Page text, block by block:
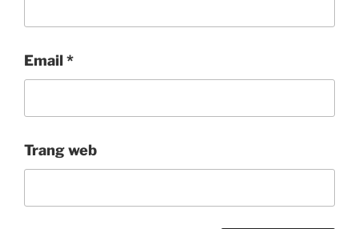
Email *
Trang web